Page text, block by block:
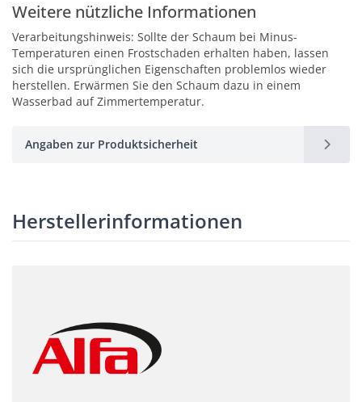
Weitere nützliche Informationen
Verarbeitungshinweis: Sollte der Schaum bei Minus-
Temperaturen einen Frostschaden erhalten haben, lassen
sich die ursprünglichen Eigenschaften problemlos wieder
herstellen. Erwärmen Sie den Schaum dazu in einem
Wasserbad auf Zimmertemperatur.
Angaben zur Produktsicherheit
Herstellerinformationen